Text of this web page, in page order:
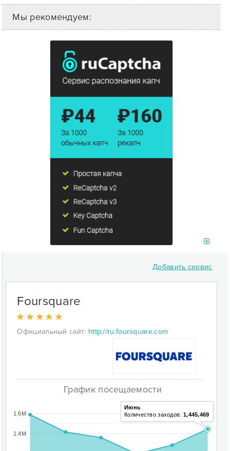
Мы рекомендуем:
Добавить сервис
Foursquare
Официальный сайт: http://ru.foursquare.com
График посещаемости
1.4M
1.6M
Июнь
Количество заходов: 1,445,469